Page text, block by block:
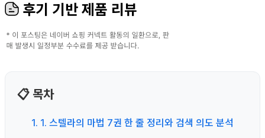
후기 기반 제품 리뷰
📋 목차
1. 1. 스텔라의 마법 7권 한 줄 정리와 검색 의도 분석